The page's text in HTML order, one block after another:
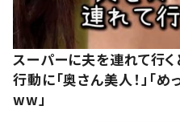
スーパーに夫を連れて行
行動に「奥さん美人！」「
ww」